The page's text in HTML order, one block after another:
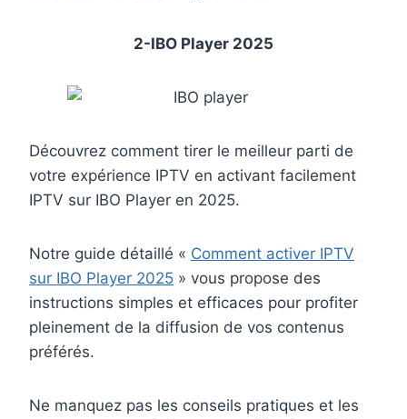
2-IBO Player 2025
Découvrez comment tirer le meilleur parti de
votre expérience IPTV en activant facilement
IPTV sur IBO Player en 2025.
Notre guide détaillé « Comment activer IPTV
sur IBO Player 2025 » vous propose des
instructions simples et efficaces pour profiter
pleinement de la diffusion de vos contenus
préférés.
Ne manquez pas les conseils pratiques et les